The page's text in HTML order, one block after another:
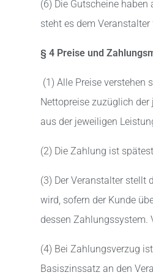
(6) Die Gutscheine
steht es dem
§ 4 Preise und
(1) Alle Preise verstehen
Nettopreise zuzüglich
aus der jeweiligen
(2) Die Zahlung ist
(3) Der Veranstalter stellt
wird, sofern der Kunde
dessen Zahlungssystem.
(4) Bei Zahlungsverzug
Basiszinssatz an den